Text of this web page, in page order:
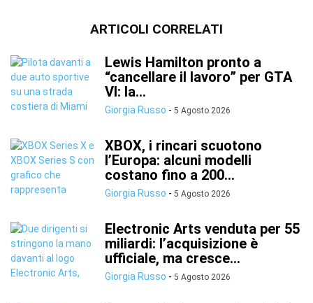
ARTICOLI CORRELATI
Lewis Hamilton pronto a
“cancellare il lavoro” per GTA
VI: la...
Giorgia Russo - 5 Agosto 2026
XBOX, i rincari scuotono
l’Europa: alcuni modelli
costano fino a 200...
Giorgia Russo - 5 Agosto 2026
Electronic Arts venduta per 55
miliardi: l’acquisizione è
ufficiale, ma cresce...
Giorgia Russo - 5 Agosto 2026